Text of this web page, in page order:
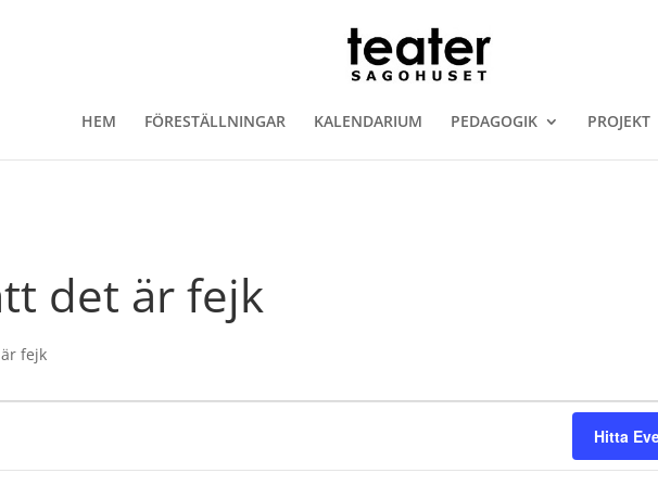
HEM FÖRESTÄLLNINGAR KALENDARIUM PEDAGOGIK PROJEKT
det är fejk
fejk
Hitta